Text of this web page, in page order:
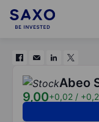
Abeo
9,00+0,02 /